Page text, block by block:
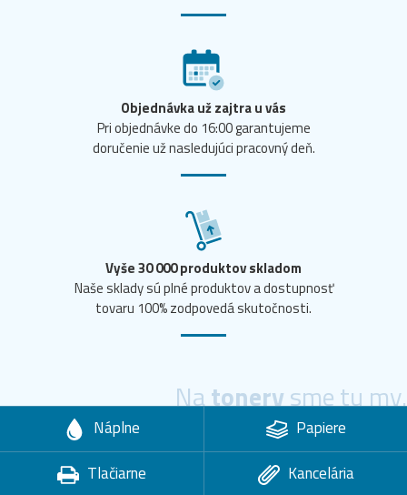
Objednávka už zajtra u vás
Pri objednávke do 16:00 garantujeme
doručenie už nasledujúci pracovný deň.
Vyše 30 000 produktov skladom
Naše sklady sú plné produktov a dostupnosť
tovaru 100% zodpovedá skutočnosti.
Natonerysme tu my.
Náplne
Papiere
Tlačiarne
Kancelária